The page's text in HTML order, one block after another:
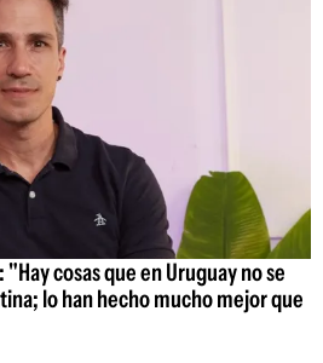
cosas que en Uruguay no se
lo han hecho mucho mejor que